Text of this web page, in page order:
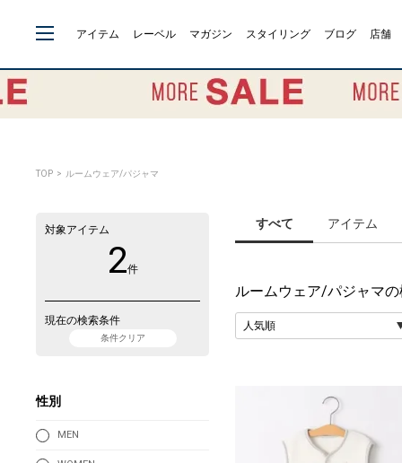
アイテム レーベル マガジン スタイリング ブログ 店舗
TOP > ルームウェア/パジャマ
すべて アイテム
ルームウェア/パジャマ
対象アイテム
2件
現在の検索条件
条件クリア
性別
MEN